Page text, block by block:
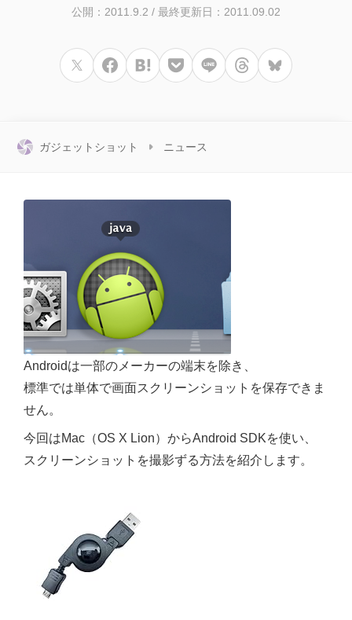
公開：2011.9.2 / 最終更新日：2011.09.02
ガジェットショット ニュース
Androidは一部のメーカーの端末を除き、
標準では単体で画面スクリーンショットを保存できま
せん。
今回はMac（OS X Lion）からAndroid SDKを使い、
スクリーンショットを撮影ずる方法を紹介します。